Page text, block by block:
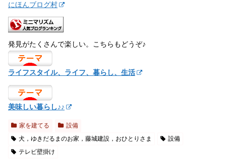
にほんブログ村
発見がたくさんで楽しい。こちらもどうぞ♪
ライフスタイル、ライフ、暮らし、生活
美味しい暮らし♪♪
家を建てる
設備
犬，ゆきだるまのお家，藤城建設，おひとりさま
設備
テレビ壁掛け